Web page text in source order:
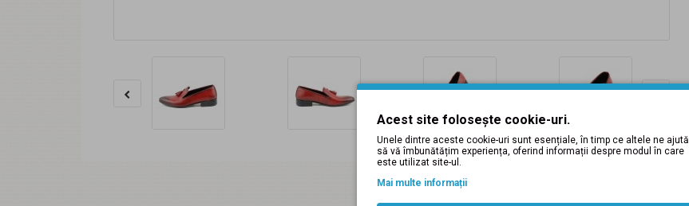
Acest site folosește cookie-uri.
Unele dintre aceste cookie-uri sunt esențiale, în timp ce altele ne ajută
să vă îmbunătățim experiența, oferind informații despre modul în care
este utilizat site-ul.
Mai multe informații